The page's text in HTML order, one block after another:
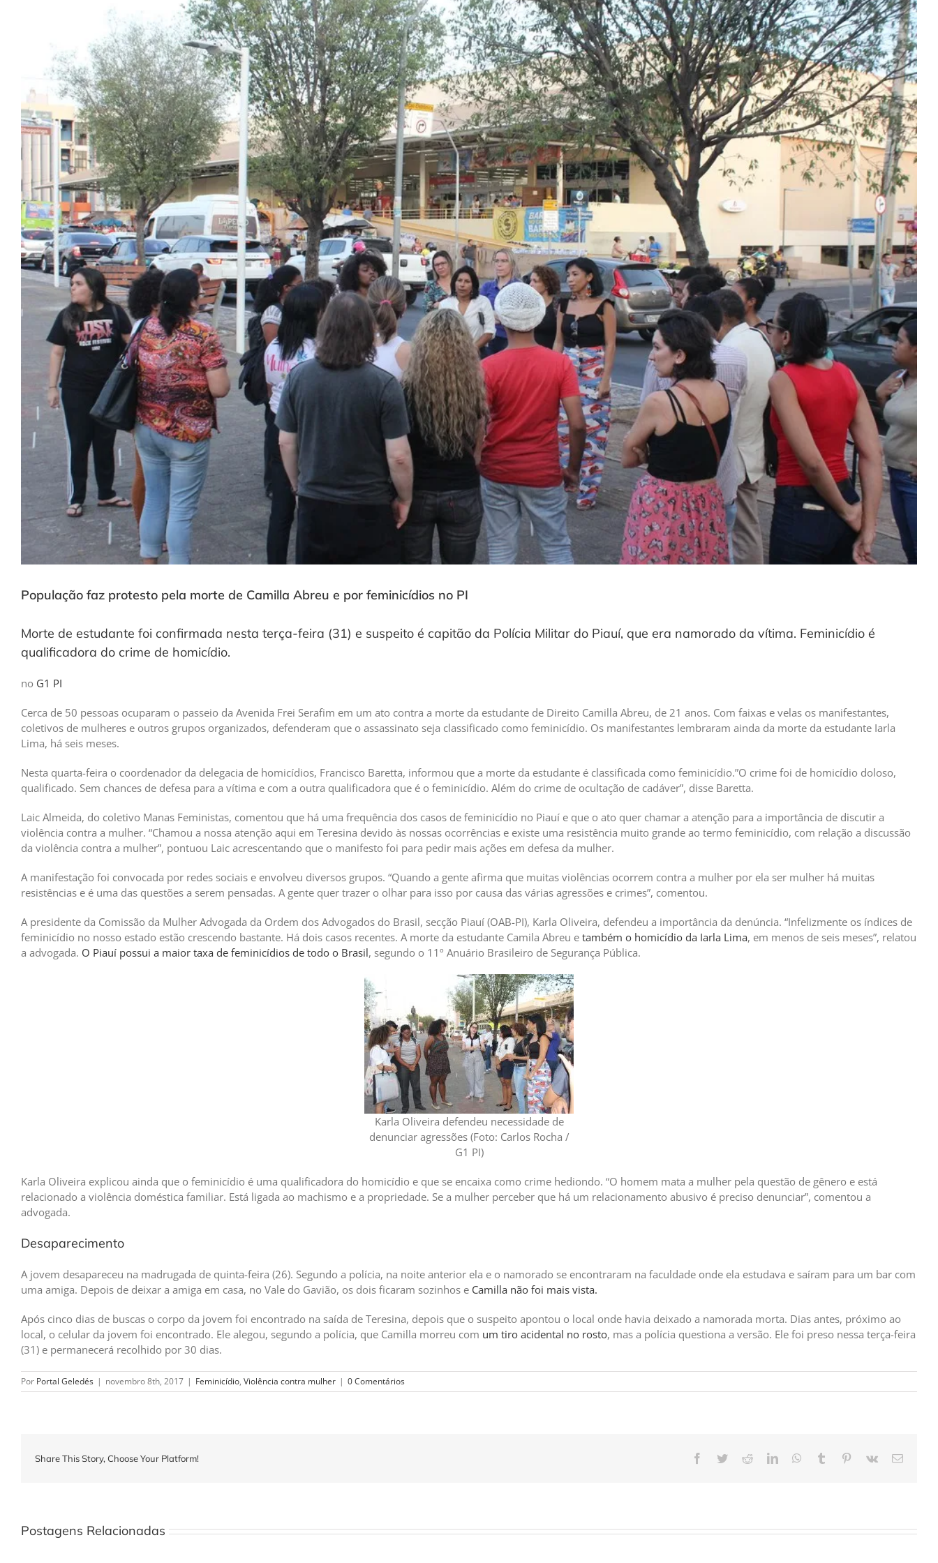
População faz protesto pela morte de Camilla Abreu e por feminicídios no PI
Morte de estudante foi confirmada nesta terça-feira (31) e suspeito é capitão da Polícia Militar do Piauí, que era namorado da vítima. Feminicídio é
qualificadora do crime de homicídio.
no G1 PI
Cerca de 50 pessoas ocuparam o passeio da Avenida Frei Serafim em um ato contra a morte da estudante de Direito Camilla Abreu, de 21 anos. Com faixas e velas os manifestantes,
coletivos de mulheres e outros grupos organizados, defenderam que o assassinato seja classificado como feminicídio. Os manifestantes lembraram ainda da morte da estudante Iarla
Lima, há seis meses.
Nesta quarta-feira o coordenador da delegacia de homicídios, Francisco Baretta, informou que a morte da estudante é classificada como feminicídio.”O crime foi de homicídio doloso,
qualificado. Sem chances de defesa para a vítima e com a outra qualificadora que é o feminicídio. Além do crime de ocultação de cadáver”, disse Baretta.
Laic Almeida, do coletivo Manas Feministas, comentou que há uma frequência dos casos de feminicídio no Piauí e que o ato quer chamar a atenção para a importância de discutir a
violência contra a mulher. “Chamou a nossa atenção aqui em Teresina devido às nossas ocorrências e existe uma resistência muito grande ao termo feminicídio, com relação a discussão
da violência contra a mulher”, pontuou Laic acrescentando que o manifesto foi para pedir mais ações em defesa da mulher.
A manifestação foi convocada por redes sociais e envolveu diversos grupos. “Quando a gente afirma que muitas violências ocorrem contra a mulher por ela ser mulher há muitas
resistências e é uma das questões a serem pensadas. A gente quer trazer o olhar para isso por causa das várias agressões e crimes”, comentou.
A presidente da Comissão da Mulher Advogada da Ordem dos Advogados do Brasil, secção Piauí (OAB-PI), Karla Oliveira, defendeu a importância da denúncia. “Infelizmente os índices de
feminicídio no nosso estado estão crescendo bastante. Há dois casos recentes. A morte da estudante Camila Abreu e também o homicídio da Iarla Lima, em menos de seis meses”, relatou
a advogada. O Piauí possui a maior taxa de feminicídios de todo o Brasil, segundo o 11º Anuário Brasileiro de Segurança Pública.
Karla Oliveira defendeu necessidade de
denunciar agressões (Foto: Carlos Rocha /
G1 PI)
Karla Oliveira explicou ainda que o feminicídio é uma qualificadora do homicídio e que se encaixa como crime hediondo. “O homem mata a mulher pela questão de gênero e está
relacionado a violência doméstica familiar. Está ligada ao machismo e a propriedade. Se a mulher perceber que há um relacionamento abusivo é preciso denunciar”, comentou a
advogada.
Desaparecimento
A jovem desapareceu na madrugada de quinta-feira (26). Segundo a polícia, na noite anterior ela e o namorado se encontraram na faculdade onde ela estudava e saíram para um bar com
uma amiga. Depois de deixar a amiga em casa, no Vale do Gavião, os dois ficaram sozinhos e Camilla não foi mais vista.
Após cinco dias de buscas o corpo da jovem foi encontrado na saída de Teresina, depois que o suspeito apontou o local onde havia deixado a namorada morta. Dias antes, próximo ao
local, o celular da jovem foi encontrado. Ele alegou, segundo a polícia, que Camilla morreu com um tiro acidental no rosto, mas a polícia questiona a versão. Ele foi preso nessa terça-feira
(31) e permanecerá recolhido por 30 dias.
Por Portal Geledés | novembro 8th, 2017 | Feminicídio, Violência contra mulher | 0 Comentários
Share This Story, Choose Your Platform! Facebook
TwitterRedditLinkedInWhatsApp
Tumblr Pinterest
Vk
E-
Postagens Relacionadas